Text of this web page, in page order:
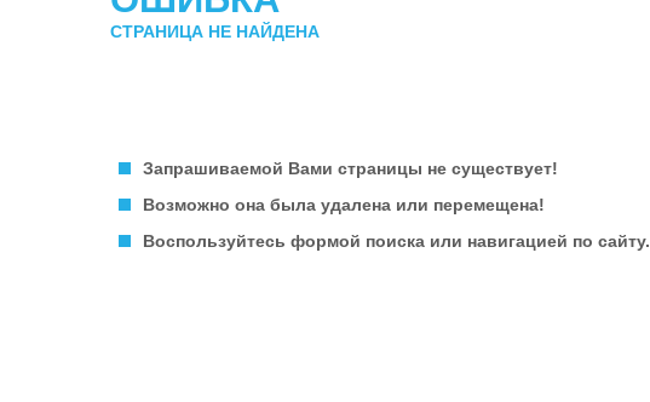
СТРАНИЦА НЕ НАЙДЕНА
Запрашиваемой Вами страницы не существует!
Возможно она была удалена или перемещена!
Воспользуйтесь формой поиска или навигацией по сайту.